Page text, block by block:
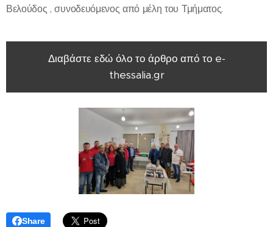
Βελούδος , συνοδευόμενος από μέλη του Τμήματος.
Διαβάστε εδώ όλο το άρθρο από το e-
thessalia.gr
Share